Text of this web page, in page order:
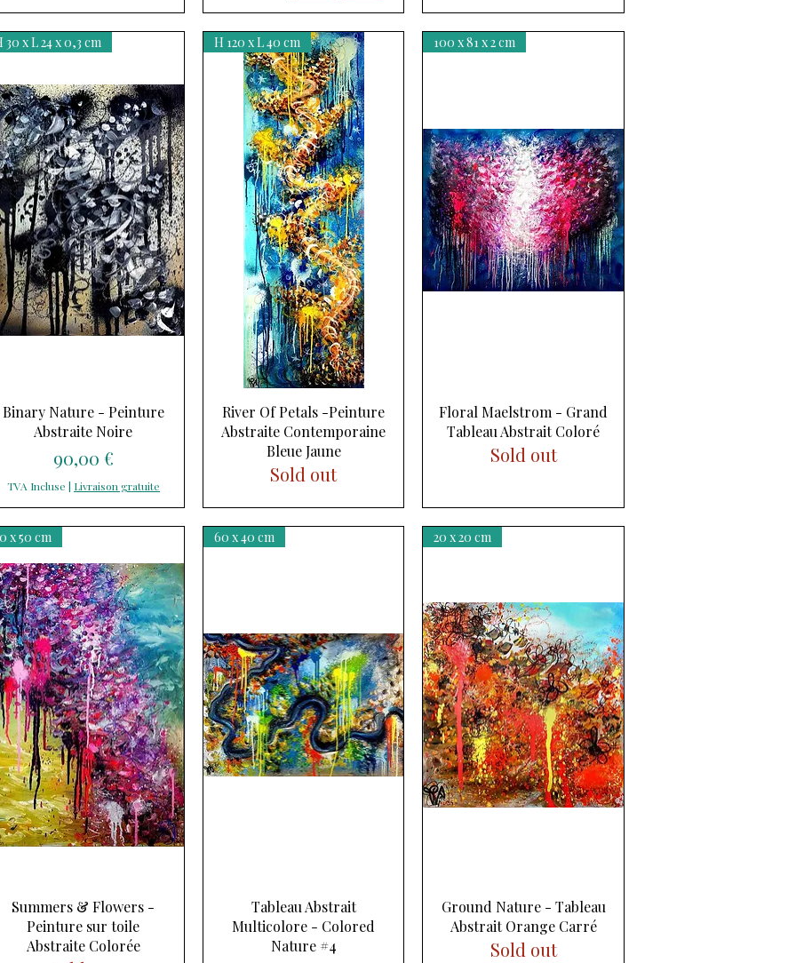
Aperçu rapide
30 x L 24 x 0,3 cm
Binary Nature - Peinture
Abstraite Noire
Prix
90,00 €
TVA Incluse | Livraison gratuite
Aperçu rapide
H 120 x L 40 cm
River Of Petals -Peinture
Abstraite Contemporaine
Bleue Jaune
Sold out
Aperçu rapide
100 x 81 x 2 cm
Floral Maelstrom - Grand
Tableau Abstrait Coloré
Sold out
Aperçu rapide
x 50 cm
Summers & Flowers -
Peinture sur toile
Abstraite Colorée
Aperçu rapide
60 x 40 cm
Tableau Abstrait
Multicolore - Colored
Nature #4
Aperçu rapide
20 x 20 cm
Ground Nature - Tableau
Abstrait Orange Carré
Sold out